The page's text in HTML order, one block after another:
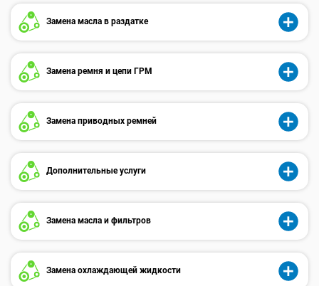
Замена масла в раздатке
Замена ремня и цепи ГРМ
Замена приводных ремней
Дополнительные услуги
Замена масла и фильтров
Замена охлаждающей жидкости